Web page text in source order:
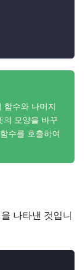
수와 나머지
의 모양을 바꾸
함수를 호출하여
나타낸 것입니